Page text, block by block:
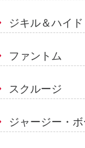
ジキル＆ハイド
ファントム
スクルージ
ジャージー・